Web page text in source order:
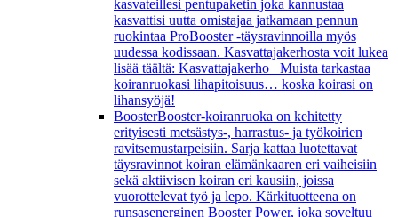
kasvateillesi pentupaketin joka kannustaa
kasvattisi uutta omistajaa jatkamaan pennun
ruokintaa ProBooster -täysravinnoilla myös
uudessa kodissaan. Kasvattajakerhosta voit lukea
lisää täältä: Kasvattajakerho Muista tarkastaa
koiranruokasi lihapitoisuus… koska koirasi on
lihansyöjä!
BoosterBooster-koiranruoka on kehitetty
erityisesti metsästys-, harrastus- ja työkoirien
ravitsemustarpeisiin. Sarja kattaa luotettavat
täysravinnot koiran elämänkaaren eri vaiheisiin
sekä aktiivisen koiran eri kausiin, joissa
vuorottelevat työ ja lepo. Kärkituotteena on
runsasenerginen Booster Power, joka soveltuu